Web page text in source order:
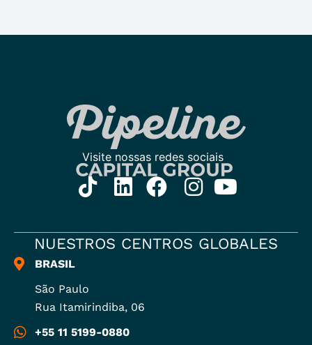
NUESTROS CENTROS GLOBALES
BRASIL
São Paulo
Rua Itamirindiba, 06
+55 11 5199-0880